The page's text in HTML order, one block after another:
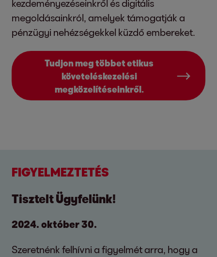
kezdeményezéseinkről és digitális
megoldásainkról, amelyek támogatják a
pénzügyi nehézségekkel küzdő embereket.
Tudjon meg többet etikus
követeléskezelési
megközelítéseinkről.
FIGYELMEZTETÉS
Tisztelt Ügyfelünk!
2024. október 30.
Szeretnénk felhívni a figyelmét arra, hogy a